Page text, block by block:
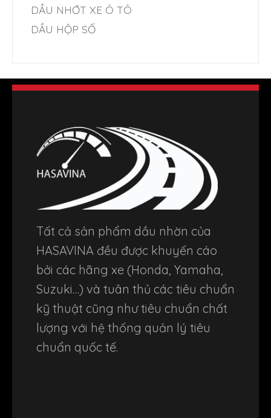
DẦU NHỚT XE Ô TÔ
DẦU HỘP SỐ
Tất cả sản phẩm dầu nhờn của
HASAVINA đều được khuyến cáo
bởi các hãng xe (Honda, Yamaha,
Suzuki…) và tuân thủ các tiêu chuẩn
kỹ thuật cũng như tiêu chuẩn chất
lượng với hệ thống quản lý tiêu
chuẩn quốc tế.